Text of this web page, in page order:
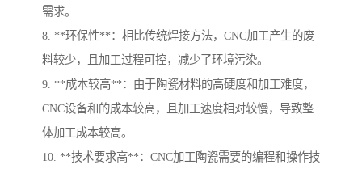
需求。
8. **环保性**：相比传统焊接方法，CNC加工产生的废
料较少，且加工过程可控，减少了环境污染。
9. **成本较高**：由于陶瓷材料的高硬度和加工难度，
CNC设备和的成本较高，且加工速度相对较慢，导致整
体加工成本较高。
10. **技术要求高**：CNC加工陶瓷需要的编程和操作技